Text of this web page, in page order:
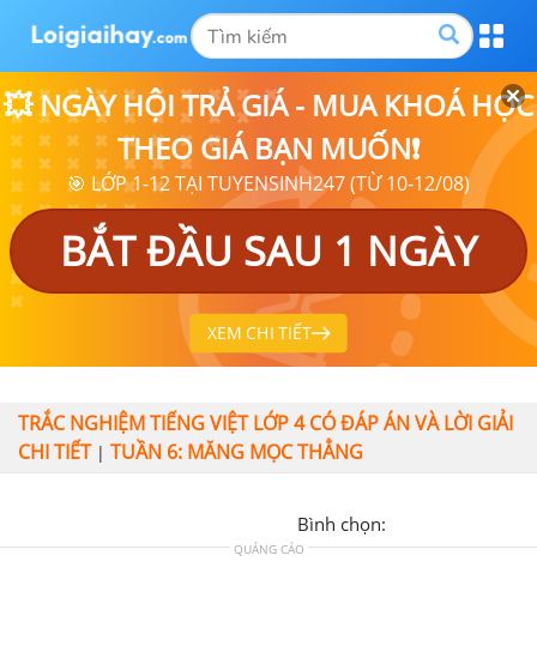
💥 NGÀY HỘI TRẢ GIÁ - MUA KHOÁ HỌC
THEO GIÁ BẠN MUỐN❗
🎯 LỚP 1-12 TẠI TUYENSINH247 (TỪ 10-12/08)
BẮT ĐẦU SAU 1 NGÀY
XEM CHI TIẾT
TRẮC NGHIỆM TIẾNG VIỆT LỚP 4 CÓ ĐÁP ÁN VÀ LỜI GIẢI
CHI TIẾT| TUẦN 6: MĂNG MỌC THẲNG
Bình chọn:
QUẢNG CÁO